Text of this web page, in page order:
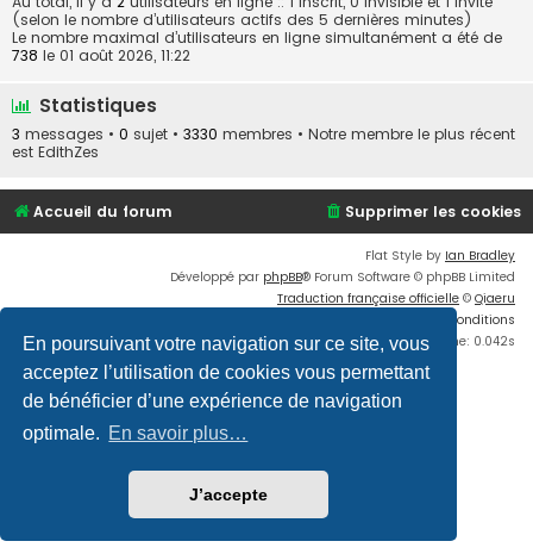
En poursuivant votre navigation sur ce site, vous
acceptez l’utilisation de cookies vous permettant
de bénéficier d’une expérience de navigation
optimale. En savoir plus…
J’accepte
(selon le nombre d’utilisateurs actifs des 5 dernières minutes)
Le nombre maximal d’utilisateurs en ligne simultanément a été de
738 le 01 août 2026, 11:22
Statistiques
3 messages • 0 sujet • 3330 membres • Notre membre le plus récent
est EdithZes
Accueil du forum Supprimer les cookies
Flat Style by Ian Bradley
Développé par phpBB® Forum Software © phpBB Limited
Traduction française officielle © Qiaeru
Conditions
Time: 0.042s